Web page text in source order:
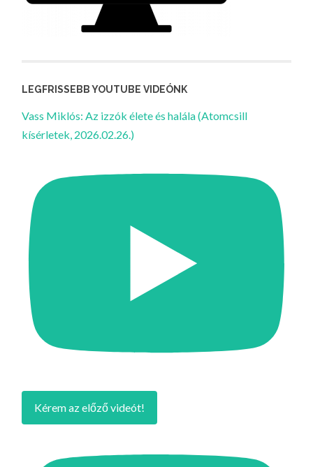
LEGFRISSEBB YOUTUBE VIDEÓNK
Vass Miklós: Az izzók élete és halála (Atomcsill
kísérletek, 2026.02.26.)
Kérem az előző videót!